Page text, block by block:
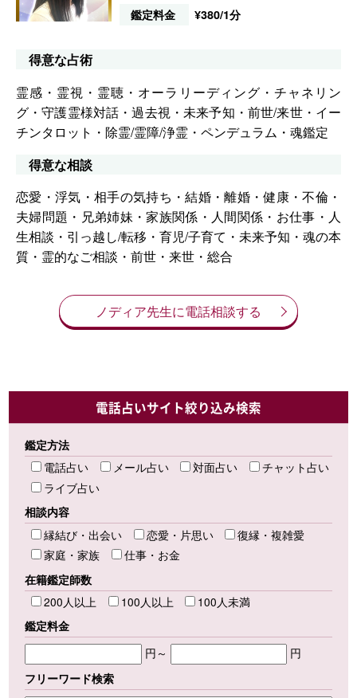
鑑定料金 ¥380/1分
得意な占術
霊感・霊視・霊聴・オーラリーディング・チャネリン
グ・守護霊様対話・過去視・未来予知・前世/来世・イー
チンタロット・除霊/霊障/浄霊・ペンデュラム・魂鑑定
得意な相談
恋愛・浮気・相手の気持ち・結婚・離婚・健康・不倫・
夫婦問題・兄弟姉妹・家族関係・人間関係・お仕事・人
生相談・引っ越し/転移・育児/子育て・未来予知・魂の本
質・霊的なご相談・前世・来世・総合
ノディア先生に電話相談する
電話占いサイト絞り込み検索
鑑定方法
電話占い
メール占い 対面占い
チャット占い
ライブ占い
相談内容
縁結び・出会い
恋愛・片思い
復縁・複雑愛
家庭・家族
仕事・お金
在籍鑑定師数
200人以上
100人以上
100人未満
鑑定料金
円～
円
フリーワード検索